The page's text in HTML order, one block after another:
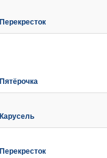
Перекресток
Пятёрочка
Карусель
Перекресток